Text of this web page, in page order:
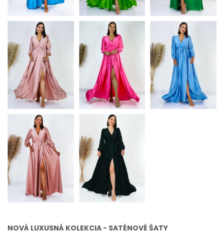
NOVÁ LUXUSNÁ KOLEKCIA - SATÉNOVÉ ŠATY